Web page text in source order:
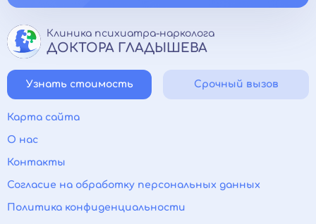
Клиника психиатра-нарколога
ДОКТОРА ГЛАДЫШЕВА
Узнать стоимость Срочный вызов
Карта сайта
О нас
Контакты
Согласие на обработку персональных данных
Политика конфиденциальности